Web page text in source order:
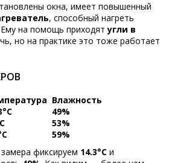
окна, имеет повышенный
, способный нагреть
Ему на помощь приходятугли в
но на практике это тоже работает
Влажность
49%
53%
59%
фиксируем 14.3°C и